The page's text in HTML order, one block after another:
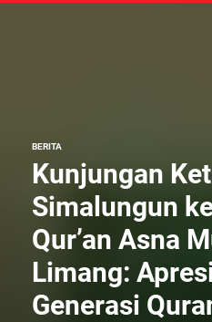
BERITA
Kunjungan
Simalungun
Qur’an Asna
Limang:
Generasi